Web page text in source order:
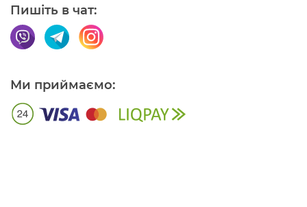
Пишіть в чат:
Ми приймаємо: